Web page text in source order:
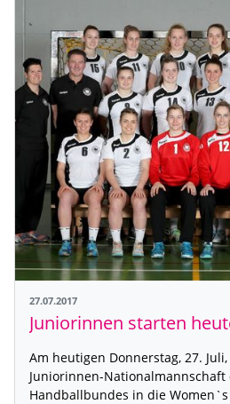
27.07.2017
Am heutigen Donnerstag, 27.
Juniorinnen-Nationalmannschaft
Handballbundes in die Women`s